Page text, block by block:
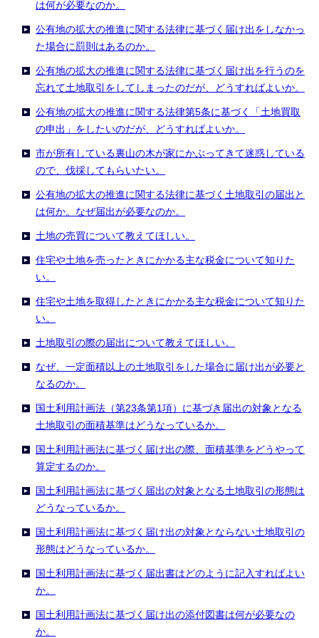
は何が必要なのか。
公有地の拡大の推進に関する法律に基づく届け出をしなかっ
た場合に罰則はあるのか。
公有地の拡大の推進に関する法律に基づく届け出を行うのを
忘れて土地取引をしてしまったのだが、どうすればよいか。
公有地の拡大の推進に関する法律第5条に基づく「土地買取
の申出」をしたいのだが、どうすればよいか。
市が所有している裏山の木が家にかぶってきて迷惑している
ので、伐採してもらいたい。
公有地の拡大の推進に関する法律に基づく土地取引の届出と
は何か。なぜ届出が必要なのか。
土地の売買について教えてほしい。
住宅や土地を売ったときにかかる主な税金について知りた
い。
住宅や土地を取得したときにかかる主な税金について知りた
い。
土地取引の際の届出について教えてほしい。
なぜ、一定面積以上の土地取引をした場合に届け出が必要と
なるのか。
国土利用計画法（第23条第1項）に基づき届出の対象となる
土地取引の面積基準はどうなっているか。
国土利用計画法に基づく届け出の際、面積基準をどうやって
算定するのか。
国土利用計画法に基づく届出の対象となる土地取引の形態は
どうなっているか。
国土利用計画法に基づく届け出の対象とならない土地取引の
形態はどうなっているか。
国土利用計画法に基づく届出書はどのように記入すればよい
か。
国土利用計画法に基づく届け出の添付図書は何が必要なの
か。